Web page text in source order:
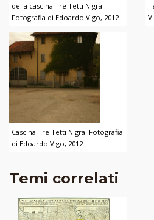
della cascina Tre Tetti Nigra.
Fotografia di Edoardo Vigo, 2012.
Cascina Tre Tetti Nigra. Fotografia
di Edoardo Vigo, 2012.
Temi correlati